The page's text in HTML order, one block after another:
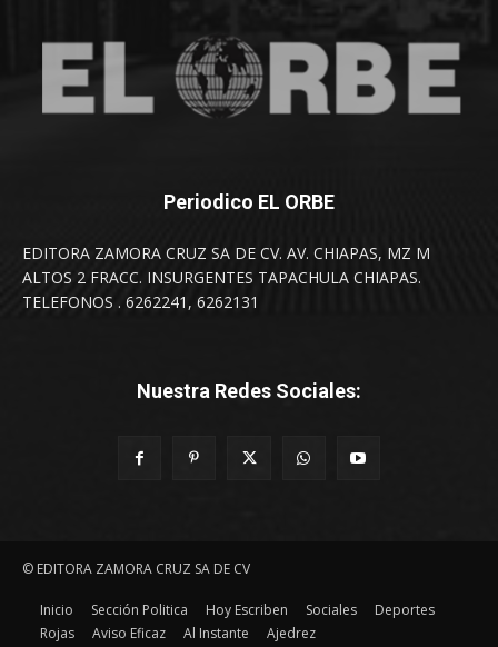
Periodico EL ORBE
EDITORA ZAMORA CRUZ SA DE CV. AV. CHIAPAS, MZ M
ALTOS 2 FRACC. INSURGENTES TAPACHULA CHIAPAS.
TELEFONOS . 6262241, 6262131
Nuestra Redes Sociales:
© EDITORA ZAMORA CRUZ SA DE CV
Inicio Sección Politica Hoy Escriben Sociales
Deportes
Rojas
Aviso Eficaz Al Instante Ajedrez